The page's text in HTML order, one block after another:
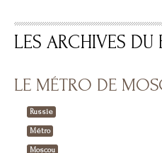
LES ARCHIVES
LE MÉTRO DE
Russie
Métro
Moscou